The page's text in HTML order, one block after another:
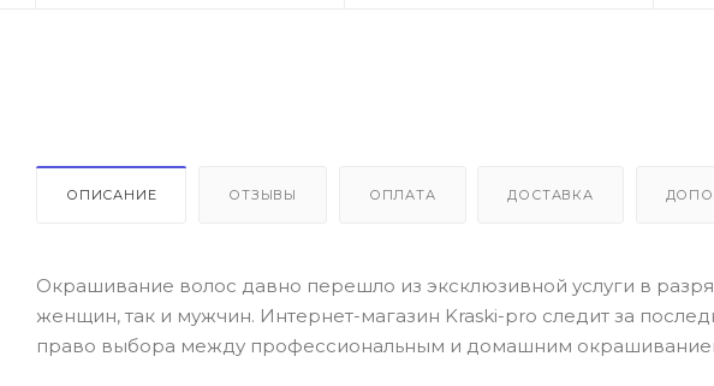
ОПИСАНИЕ ОТЗЫВЫ ОПЛАТА ДОСТАВКА
Окрашивание волос давно перешло из эксклюзивной услуги в
женщин, так и мужчин. Интернет-магазин Kraski-pro следит за
право выбора между профессиональным и домашним